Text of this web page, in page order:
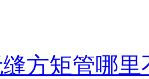
缝方矩管哪里